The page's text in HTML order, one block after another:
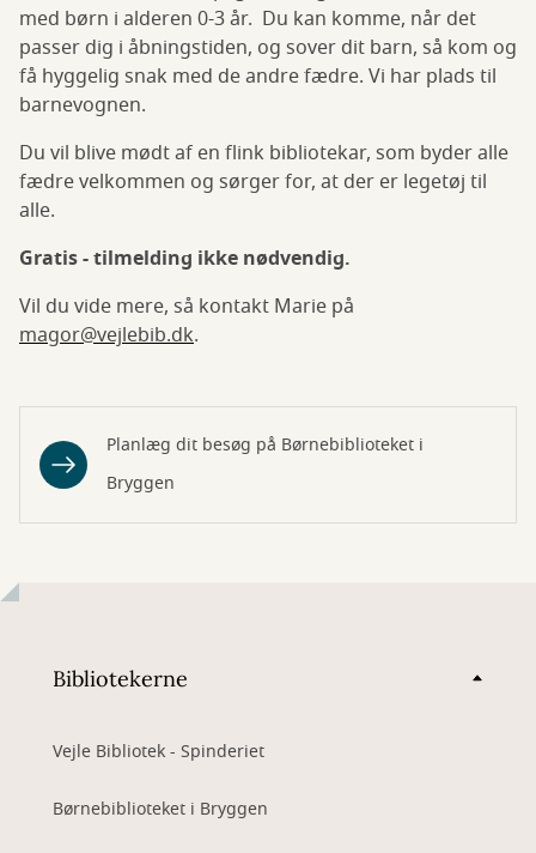
med børn i alderen 0-3 år. Du kan komme, når det
passer dig i åbningstiden, og sover dit barn, så kom og
få hyggelig snak med de andre fædre. Vi har plads til
barnevognen.
Du vil blive mødt af en flink bibliotekar, som byder alle
fædre velkommen og sørger for, at der er legetøj til
alle.
Gratis - tilmelding ikke nødvendig.
Vil du vide mere, så kontakt Marie på
magor@vejlebib.dk.
Planlæg dit besøg på Børnebiblioteket i
Bryggen
Bibliotekerne
Vejle Bibliotek - Spinderiet
Børnebiblioteket i Bryggen